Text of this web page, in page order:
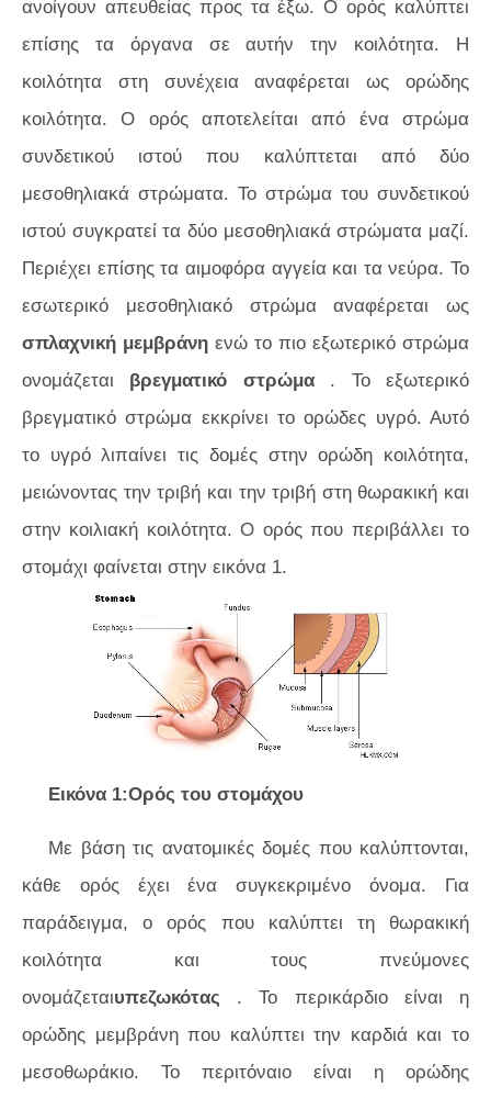
ανοίγουν απευθείας προς τα έξω. Ο ορός καλύπτει
επίσης τα όργανα σε αυτήν την κοιλότητα. Η
κοιλότητα στη συνέχεια αναφέρεται ως ορώδης
κοιλότητα. Ο ορός αποτελείται από ένα στρώμα
συνδετικού ιστού που καλύπτεται από δύο
μεσοθηλιακά στρώματα. Το στρώμα του συνδετικού
ιστού συγκρατεί τα δύο μεσοθηλιακά στρώματα μαζί.
Περιέχει επίσης τα αιμοφόρα αγγεία και τα νεύρα. Το
εσωτερικό μεσοθηλιακό στρώμα αναφέρεται ως
σπλαχνική μεμβράνη ενώ το πιο εξωτερικό στρώμα
ονομάζεται βρεγματικό στρώμα. Το εξωτερικό
βρεγματικό στρώμα εκκρίνει το ορώδες υγρό. Αυτό
το υγρό λιπαίνει τις δομές στην ορώδη κοιλότητα,
μειώνοντας την τριβή και την τριβή στη θωρακική και
στην κοιλιακή κοιλότητα. Ο ορός που περιβάλλει το
στομάχι φαίνεται στην εικόνα 1.
Εικόνα 1:Ορός του στομάχου
Με βάση τις ανατομικές δομές που καλύπτονται,
κάθε ορός έχει ένα συγκεκριμένο όνομα. Για
παράδειγμα, ο ορός που καλύπτει τη θωρακική
κοιλότητα και τους πνεύμονες
ονομάζεταιυπεζωκότας . Το περικάρδιο είναι η
ορώδης μεμβράνη που καλύπτει την καρδιά και το
μεσοθωράκιο. Το περιτόναιο είναι η ορώδης